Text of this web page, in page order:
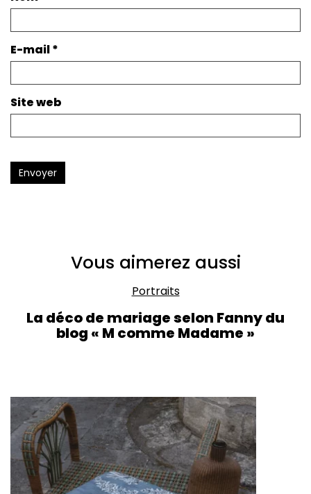
E-mail*
Site web
Envoyer
Vous aimerez aussi
Portraits
La déco de mariage selon Fanny du
blog « M comme Madame »